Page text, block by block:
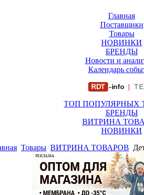
Главная
Поставщики
Товары
НОВИНКИ
БРЕНДЫ
Новости и
Календарь
RDT -info |
ТОП ПОПУЛЯРНЫХ
БРЕНДЫ
ВИТРИНА
НОВИНКИ
Товары ВИТРИНА ТОВАРОВ
РЕКЛАМА